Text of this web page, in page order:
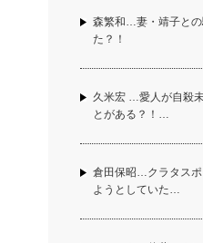
森繁和…妻・靖子と
た？！
久米宏 …愛人が自殺
とがある？！…
倉田保昭…クラタスポ
ようとしていた…